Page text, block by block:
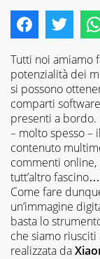
Tutti noi amiamo
potenzialità dei
si possono
comparti
presenti a
– molto spesso –
contenuto
commenti
tutt’altro
Come fare
un’immagine
basta lo
che siamo riusciti
realizzata da